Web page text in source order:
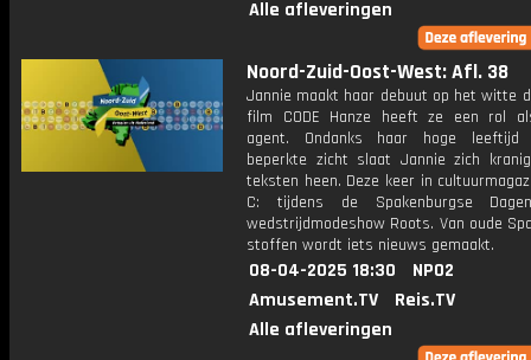
Alle afleveringen
Noord-Zuid-Oost-West: Afl. 38
Jannie maakt haar debuut op het witte
film CODE Hanze heeft ze een rol
agent. Ondanks haar hoge
beperkte zicht slaat Jannie zich
teksten heen. Deze keer in
C: tijdens de Spakenburgse
wedstrijdmodeshow Roots. Van oude
stoffen wordt iets nieuws gemaakt.
08-04-2025 18:30
NPO2
Amusement.TV
Reis.TV
Alle afleveringen